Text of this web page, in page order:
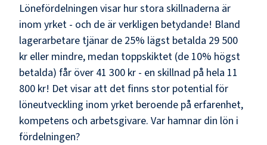
Lönefördelningen visar hur stora skillnaderna är
inom yrket - och de är verkligen betydande! Bland
lagerarbetare tjänar de 25% lägst betalda 29 500
kr eller mindre, medan toppskiktet (de 10% högst
betalda) får över 41 300 kr - en skillnad på hela 11
800 kr! Det visar att det finns stor potential för
löneutveckling inom yrket beroende på erfarenhet,
kompetens och arbetsgivare. Var hamnar din lön i
fördelningen?